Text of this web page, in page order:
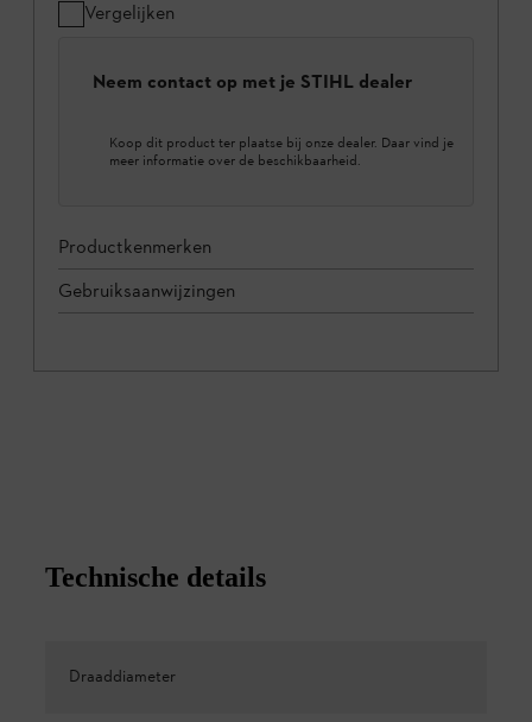
Vergelijken
Neem contact op met je STIHL dealer
Koop dit product ter plaatse bij onze dealer. Daar vind je
meer informatie over de beschikbaarheid.
Productkenmerken
Gebruiksaanwijzingen
Technische details
Draaddiameter